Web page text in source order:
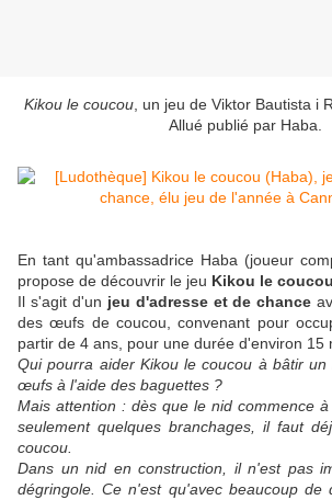
Kikou le coucou , un jeu de Viktor Bautista i
Allué publié par Haba.
En tant qu'ambassadrice Haba (joueur
propose de découvrir le jeu Kikou le coucou
Il s'agit d'un jeu d'adresse et de chance
des œufs de coucou, convenant pour
partir de 4 ans, pour une durée d'environ 15
Qui pourra aider Kikou le coucou à bâtir
œufs à l'aide des baguettes ?
Mais attention : dès que le nid commence
seulement quelques branchages, il faut
coucou.
Dans un nid en construction, il n'est pas
dégringole. Ce n'est qu'avec beaucoup